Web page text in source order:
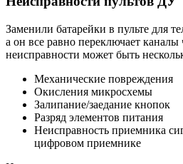
Заменили батарейки в пульте для
а он все равно переключает каналы
неисправности может быть
Механические повреждения
Окисления микросхемы
Залипание/заедание кнопок
Разряд элементов питания
Неисправность приемника
цифровом приемнике